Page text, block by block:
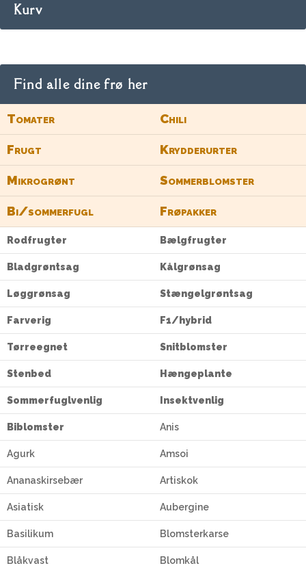
Kurv
Find alle dine frø her
Tomater Chili
Frugt Krydderurter
Mikrogrønt Sommerblomster
Bi/sommerfugl Frøpakker
Rodfrugter Bælgfrugter
Bladgrøntsag Kålgrønsag
Løggrønsag Stængelgrøntsag
Farverig F1/hybrid
Tørreegnet Snitblomster
Stenbed Hængeplante
Sommerfuglvenlig Insektvenlig
Biblomster Anis
Agurk Amsoi
Ananaskirsebær Artiskok
Asiatisk Aubergine
Basilikum Blomsterkarse
Blåkvast Blomkål